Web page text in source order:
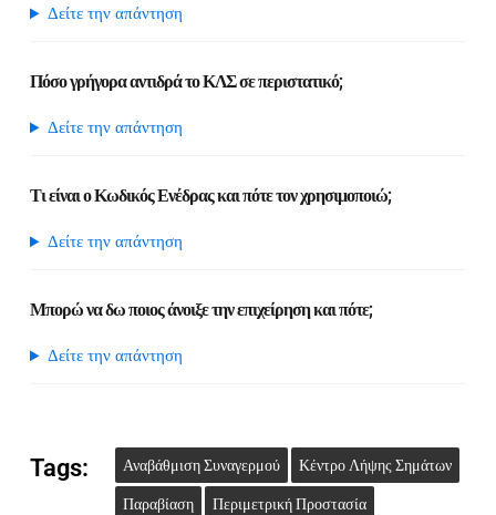
Δείτε την απάντηση
Πόσο γρήγορα αντιδρά το ΚΛΣ σε περιστατικό;
Δείτε την απάντηση
Τι είναι ο Κωδικός Ενέδρας και πότε τον χρησιμοποιώ;
Δείτε την απάντηση
Μπορώ να δω ποιος άνοιξε την επιχείρηση και πότε;
Δείτε την απάντηση
Tags: Αναβάθμιση Συναγερμού Κέντρο Λήψης Σημάτων
Παραβίαση Περιμετρική Προστασία